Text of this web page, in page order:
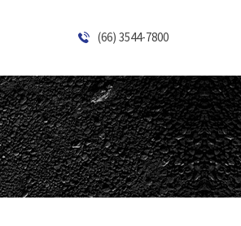
(66) 3544-7800